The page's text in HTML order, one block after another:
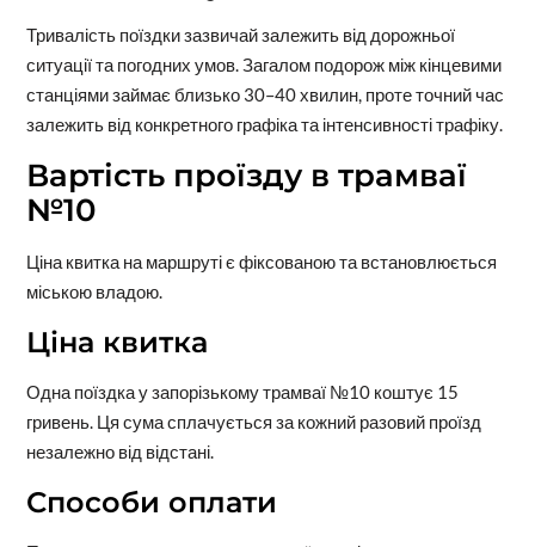
Тривалість поїздки зазвичай залежить від дорожньої
ситуації та погодних умов. Загалом подорож між кінцевими
станціями займає близько 30–40 хвилин, проте точний час
залежить від конкретного графіка та інтенсивності трафіку.
Вартість проїзду в трамваї
№10
Ціна квитка на маршруті є фіксованою та встановлюється
міською владою.
Ціна квитка
Одна поїздка у запорізькому трамваї №10 коштує 15
гривень. Ця сума сплачується за кожний разовий проїзд
незалежно від відстані.
Способи оплати